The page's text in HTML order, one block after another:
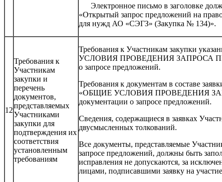
Электронное письмо в заголовке
«Открытый запрос предложений на
для нужд АО «СЭГЗ» (Закупка № 134)».
12
Требования к
Участникам
закупки и
перечень
документов,
представляемых
Участниками
закупки для
подтверждения их
соответствия
установленным
требованиям
Требования к Участникам закупки
УСЛОВИЯ ПРОВЕДЕНИЯ ЗАПРОСА
о запросе предложений.
Требования к документам в составе
«ОБЩИЕ УСЛОВИЯ ПРОВЕДЕНИЯ
документации о запросе предложений.
Сведения, содержащиеся в заявках
двусмысленных толкований.
Все документы, представляемые
запросе предложений, должны быть
исправления не допускаются, за
лицами, подписавшими заявку на